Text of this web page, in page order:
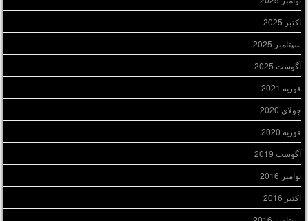
اکتبر 2025
سپتامبر 2025
آگوست 2025
فوریه 2021
جولای 2020
فوریه 2020
آگوست 2019
نوامبر 2016
اکتبر 2016